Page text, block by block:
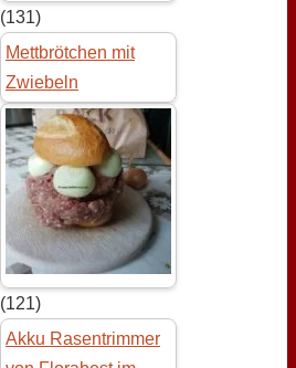
(131)
Mettbrötchen mit
Zwiebeln
(121)
Akku Rasentrimmer